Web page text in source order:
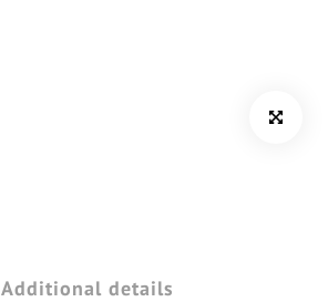
Additional details